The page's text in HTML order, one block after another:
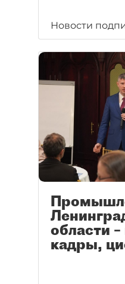
Новости
области
кадры,